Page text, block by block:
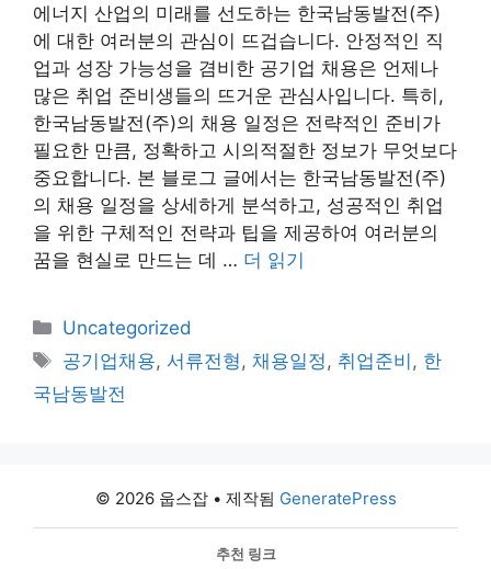
에너지 산업의 미래를 선도하는 한국남동발전(주)
에 대한 여러분의 관심이 뜨겁습니다. 안정적인 직
업과 성장 가능성을 겸비한 공기업 채용은 언제나
많은 취업 준비생들의 뜨거운 관심사입니다. 특히,
한국남동발전(주)의 채용 일정은 전략적인 준비가
필요한 만큼, 정확하고 시의적절한 정보가 무엇보다
중요합니다. 본 블로그 글에서는 한국남동발전(주)
의 채용 일정을 상세하게 분석하고, 성공적인 취업
을 위한 구체적인 전략과 팁을 제공하여 여러분의
꿈을 현실로 만드는 데 … 더 읽기
카
테
고
리
Uncategorized
태
그
공기업채용, 서류전형 , 채용일정 , 취업준비 , 한
국남동발전
© 2026 웁스잡• 제작됨 GeneratePress
추천 링크